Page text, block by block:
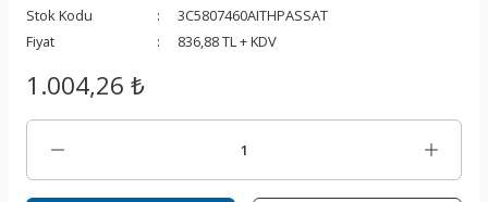
Stok Kodu
3C5807460AITHPASSAT
Fiyat
836,88 TL + KDV
1.004,26 ₺